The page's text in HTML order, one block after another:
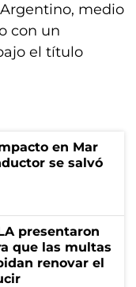
medio
con un
el título
en Mar
se salvó
presentaron
que las multas
renovar el